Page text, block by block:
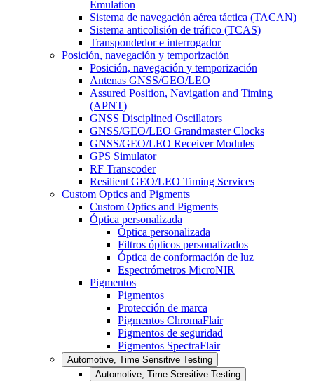
Emulation
Sistema de navegación aérea táctica (TACAN)
Sistema anticolisión de tráfico (TCAS)
Transpondedor e interrogador
Posición, navegación y temporización
Posición, navegación y temporización
Antenas GNSS/GEO/LEO
Assured Position, Navigation and Timing
(APNT)
GNSS Disciplined Oscillators
GNSS/GEO/LEO Grandmaster Clocks
GNSS/GEO/LEO Receiver Modules
GPS Simulator
RF Transcoder
Resilient GEO/LEO Timing Services
Custom Optics and Pigments
Custom Optics and Pigments
Óptica personalizada
Óptica personalizada
Filtros ópticos personalizados
Óptica de conformación de luz
Espectrómetros MicroNIR
Pigmentos
Pigmentos
Protección de marca
Pigmentos ChromaFlair
Pigmentos de seguridad
Pigmentos SpectraFlair
Automotive, Time Sensitive Testing
Automotive, Time Sensitive Testing